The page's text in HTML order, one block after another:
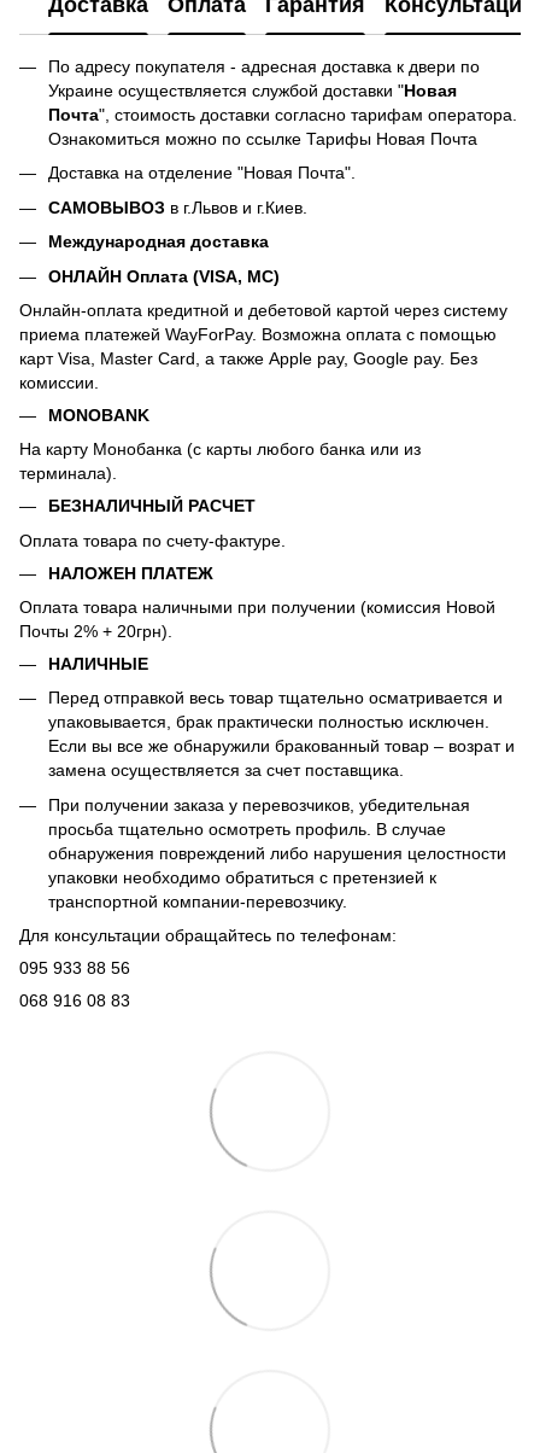
Доставка Оплата Гарантия Консультация
По адресу покупателя - адресная доставка к двери по
Украине осуществляется службой доставки "Новая
Почта", стоимость доставки согласно тарифам оператора.
Ознакомиться можно по ссылке Тарифы Новая Почта
Доставка на отделение "Новая Почта".
САМОВЫВОЗ в г.Львов и г.Киев.
Международная доставка
ОНЛАЙН Оплата (VISA, MC)
Онлайн-оплата кредитной и дебетовой картой через систему
приема платежей WayForPay. Возможна оплата с помощью
карт Visa, Master Card, а также Apple pay, Google pay. Без
комиссии.
MONOBANK
На карту Монобанка (с карты любого банка или из
терминала).
БЕЗНАЛИЧНЫЙ РАСЧЕТ
Оплата товара по счету-фактуре.
НАЛОЖЕН ПЛАТЕЖ
Оплата товара наличными при получении (комиссия Новой
Почты 2% + 20грн).
НАЛИЧНЫЕ
Перед отправкой весь товар тщательно осматривается и
упаковывается, брак практически полностью исключен.
Если вы все же обнаружили бракованный товар – возрат и
замена осуществляется за счет поставщика.
При получении заказа у перевозчиков, убедительная
просьба тщательно осмотреть профиль. В случае
обнаружения повреждений либо нарушения целостности
упаковки необходимо обратиться с претензией к
транспортной компании-перевозчику.
Для консультации обращайтесь по телефонам:
095 933 88 56
068 916 08 83